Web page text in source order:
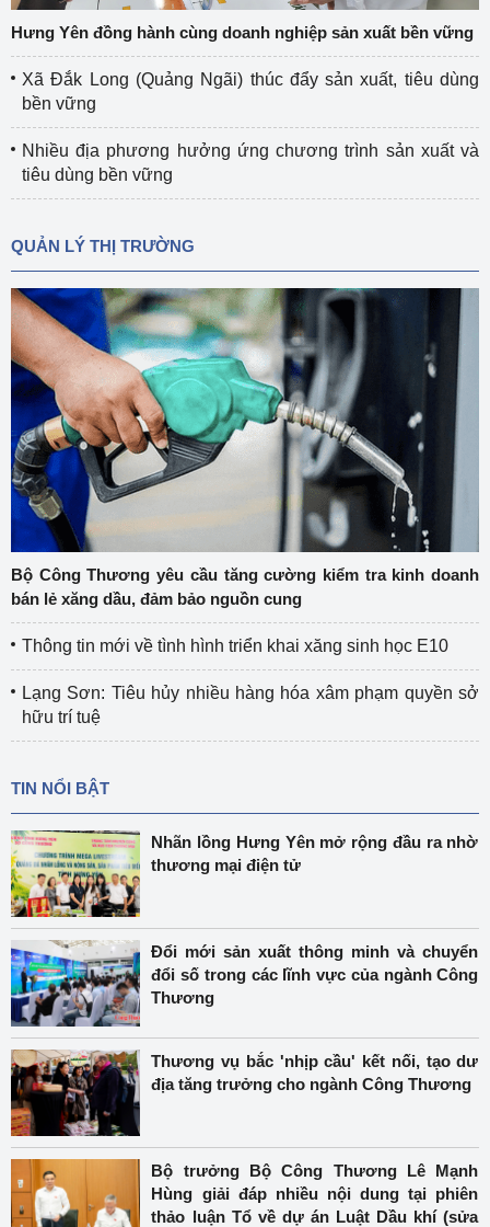
Hưng Yên đồng hành cùng doanh nghiệp sản xuất bền vững
Xã Đắk Long (Quảng Ngãi) thúc đẩy sản xuất, tiêu dùng
bền vững
Nhiều địa phương hưởng ứng chương trình sản xuất và
tiêu dùng bền vững
QUẢN LÝ THỊ TRƯỜNG
Bộ Công Thương yêu cầu tăng cường kiểm tra kinh doanh
bán lẻ xăng dầu, đảm bảo nguồn cung
Thông tin mới về tình hình triển khai xăng sinh học E10
Lạng Sơn: Tiêu hủy nhiều hàng hóa xâm phạm quyền sở
hữu trí tuệ
TIN NỔI BẬT
Nhãn lồng Hưng Yên mở rộng đầu ra nhờ
thương mại điện tử
Đổi mới sản xuất thông minh và chuyển
đổi số trong các lĩnh vực của ngành Công
Thương
Thương vụ bắc 'nhịp cầu' kết nối, tạo dư
địa tăng trưởng cho ngành Công Thương
Bộ trưởng Bộ Công Thương Lê Mạnh
Hùng giải đáp nhiều nội dung tại phiên
thảo luận Tổ về dự án Luật Dầu khí (sửa